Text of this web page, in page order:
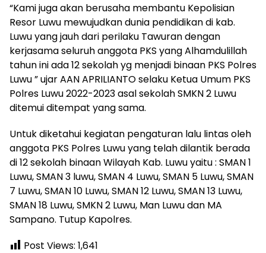
“Kami juga akan berusaha membantu Kepolisian
Resor Luwu mewujudkan dunia pendidikan di kab.
Luwu yang jauh dari perilaku Tawuran dengan
kerjasama seluruh anggota PKS yang Alhamdulillah
tahun ini ada 12 sekolah yg menjadi binaan PKS Polres
Luwu ” ujar AAN APRILIANTO selaku Ketua Umum PKS
Polres Luwu 2022-2023 asal sekolah SMKN 2 Luwu
ditemui ditempat yang sama.
Untuk diketahui kegiatan pengaturan lalu lintas oleh
anggota PKS Polres Luwu yang telah dilantik berada
di 12 sekolah binaan Wilayah Kab. Luwu yaitu : SMAN 1
Luwu, SMAN 3 luwu, SMAN 4 Luwu, SMAN 5 Luwu, SMAN
7 Luwu, SMAN 10 Luwu, SMAN 12 Luwu, SMAN 13 Luwu,
SMAN 18 Luwu, SMKN 2 Luwu, Man Luwu dan MA
Sampano. Tutup Kapolres.
Post Views: 1,641